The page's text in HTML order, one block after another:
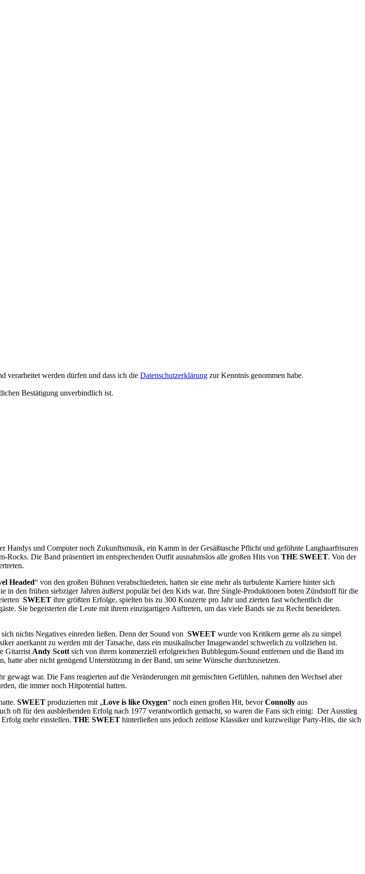
verarbeitet werden dürfen und dass ich die Datenschutzerklärung zur Kenntnis genommen habe.
Bestätigung unverbindlich ist.
Handys und Computer noch Zukunftsmusik, ein Kamm in der Gesäßtasche Pflicht und geföhnte Langhaarfrisuren
Die Band präsentiert im entsprechenden Outfit ausnahmslos alle großen Hits von THE SWEET. Von der
Headed“ von den großen Bühnen verabschiedeten, hatten sie eine mehr als turbulente Karriere hinter sich
in den frühen siebziger Jahren äußerst populär bei den Kids war. Ihre Single-Produktionen boten Zündstoff für die
SWEET ihre größten Erfolge, spielten bis zu 300 Konzerte pro Jahr und zierten fast wöchentlich die
Sie begeisterten die Leute mit ihrem einzigartigen Auftreten, um das viele Bands sie zu Recht beneideten.
nichts Negatives einreden ließen. Denn der Sound von SWEET wurde von Kritikern gerne als zu simpel
anerkannt zu werden mit der Tatsache, dass ein musikalischer Imagewandel schwerlich zu vollziehen ist.
Gitarrist Andy Scott sich von ihrem kommerziell erfolgreichen Bubblegum-Sound entfernen und die Band im
hatte aber nicht genügend Unterstützung in der Band, um seine Wünsche durchzusetzen.
war. Die Fans reagierten auf die Veränderungen mit gemischten Gefühlen, nahmen den Wechsel aber
die immer noch Hitpotential hatten.
SWEET produzierten mit „Love is like Oxygen“ noch einen großen Hit, bevorConnolly aus
oft für den ausbleibenden Erfolg nach 1977 verantwortlich gemacht, so waren die Fans sich einig: Der Ausstieg
mehr einstellen. THE SWEET hinterließen uns jedoch zeitlose Klassiker und kurzweilige Party-Hits, die sich